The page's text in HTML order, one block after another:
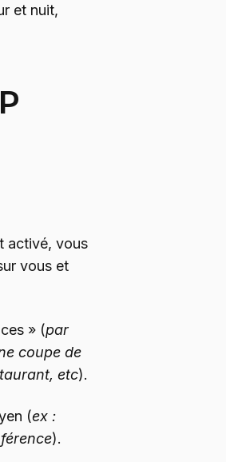
et nuit,
activé, vous
vous et
» (par
coupe de
etc).
(ex :
).